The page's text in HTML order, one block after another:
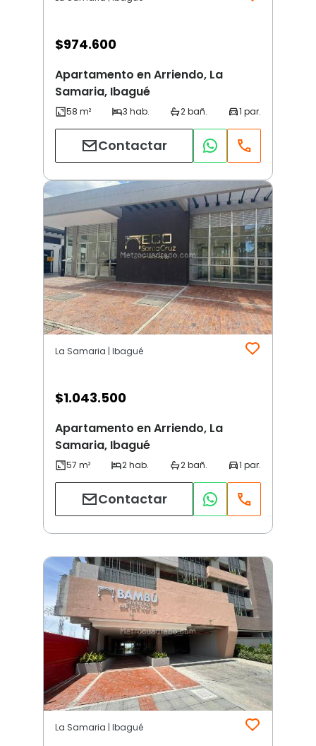
$974.600
Apartamento en Arriendo, La
Samaria, Ibagué
Contactar
La Samaria | Ibagué
$1.043.500
Apartamento en Arriendo, La
Samaria, Ibagué
Contactar
La Samaria | Ibagué